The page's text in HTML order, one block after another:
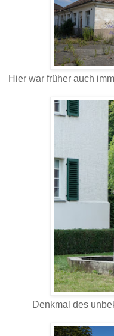
Hier war früher auch
Denkmal des